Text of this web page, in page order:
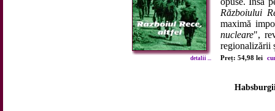
detalii ...
Războiului
maximă
nucleare",
regionalizării
Preț: 54,98 lei